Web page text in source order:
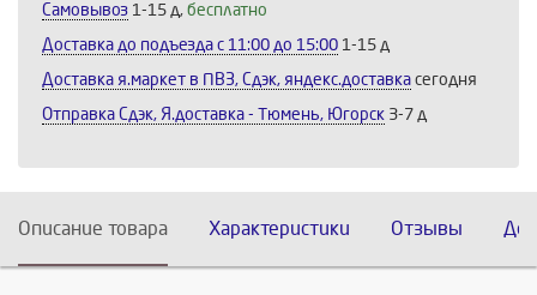
Самовывоз 1-15 д, бесплатно
Доставка до подъезда c 11:00 до 15:00 1-15 д
Доставка я.маркет в ПВЗ, Сдэк, яндекс.доставка сегодня
Отправка Сдэк, Я.доставка - Тюмень, Югорск 3-7 д
Описание товара Характеристики Отзывы